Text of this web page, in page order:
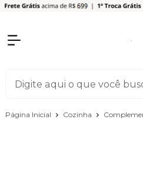
Página Inicial Cozinha